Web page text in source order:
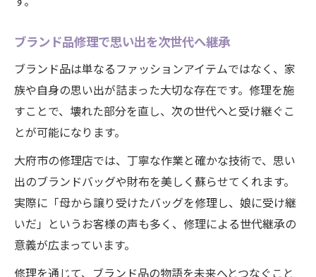
ブランド品修理で思い出を次世代へ継承
ブランド品は単なるファッションアイテムではなく、家
族や自身の思い出が詰まった大切な存在です。修理を施
すことで、壊れた部分を直し、次の世代へと受け継ぐこ
とが可能になります。
大府市の修理店では、丁寧な作業と確かな技術で、思い
出のブランドバッグや財布を美しく蘇らせてくれます。
実際に「母から譲り受けたバッグを修理し、娘に受け継
いだ」というお客様の声も多く、修理による世代継承の
意義が広まっています。
修理を通じて、ブランド品の物語を未来へとつなぐこと